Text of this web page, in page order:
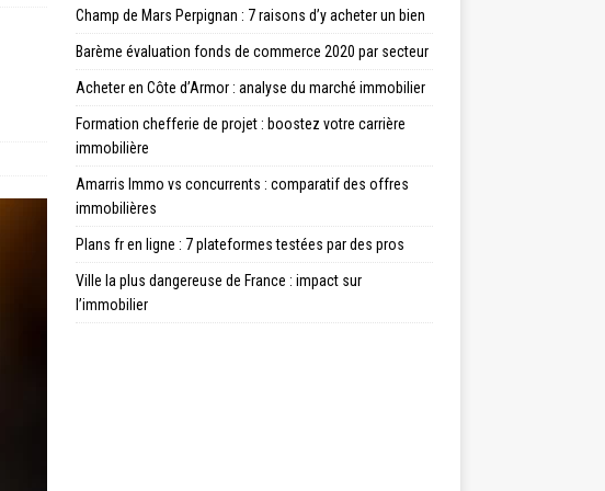
Champ de Mars Perpignan : 7 raisons d’y acheter un bien
Barème évaluation fonds de commerce 2020 par secteur
Acheter en Côte d’Armor : analyse du marché immobilier
Formation chefferie de projet : boostez votre carrière
immobilière
Amarris Immo vs concurrents : comparatif des offres
immobilières
Plans fr en ligne : 7 plateformes testées par des pros
Ville la plus dangereuse de France : impact sur
l’immobilier